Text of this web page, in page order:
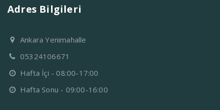
Adres Bilgileri
Ankara Yenimahalle
05324106671
Hafta İçi - 08:00-17:00
Hafta Sonu - 09:00-16:00